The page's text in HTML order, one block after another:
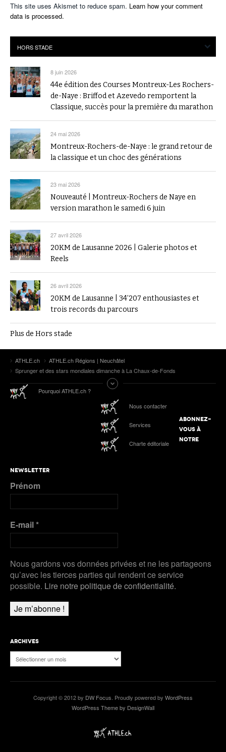
This site uses Akismet to reduce spam. Learn how your comment
data is processed.
8 juin 2026
44e édition des Courses Montreux-Les Rochers-
de-Naye : Briffod et Azevedo remportent la
Classique, succès pour la première du marathon
24 mai 2026
Montreux-Rochers-de-Naye : le grand retour de
la classique et un choc des générations
23 mai 2026
Nouveauté | Montreux-Rochers de Naye en
version marathon le samedi 6 juin
27 avril 2026
20KM de Lausanne 2026 | Galerie photos et
Reels
26 avril 2026
20KM de Lausanne | 34’207 enthousiastes et
trois records du parcours
Plus de Hors stade
ATHLE.ch
ATHLE.ch Régions | Neuchâtel
Sprunger et des stars mondiales dimanche à La Chaux-de-Fonds
Pourquoi ATHLE.ch ?
Nous contacter
Services
Charte éditoriale
ABONNEZ-
VOUS À
NOTRE
NEWSLETTER
Prénom
E-mail*
Nous gardons vos données privées et ne les partageons
qu’avec les tierces parties qui rendent ce service
possible. Lire notre politique de confidentialité.
ARCHIVES
Archives
Copyright © 2012 by DW Focus . Proudly powered by WordPress
WordPress Theme by DesignWall